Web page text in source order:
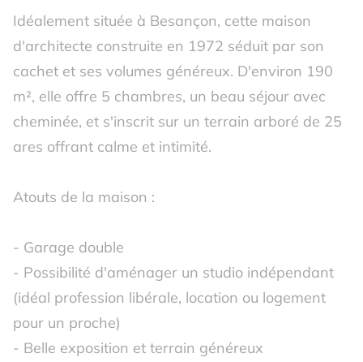
Idéalement située à Besançon, cette maison
d'architecte construite en 1972 séduit par son
cachet et ses volumes généreux. D'environ 190
m², elle offre 5 chambres, un beau séjour avec
cheminée, et s'inscrit sur un terrain arboré de 25
ares offrant calme et intimité.
Atouts de la maison :
- Garage double
- Possibilité d'aménager un studio indépendant
(idéal profession libérale, location ou logement
pour un proche)
- Belle exposition et terrain généreux